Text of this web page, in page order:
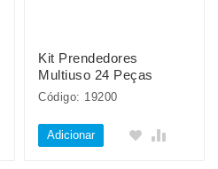
Kit Prendedores
Multiuso 24 Peças
Código: 19200
Adicionar